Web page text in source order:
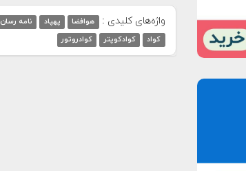
واژه‌های کلیدی : هوافضا پهپاد نامه رسان
کواد
کوادکوپتر کوادروتور